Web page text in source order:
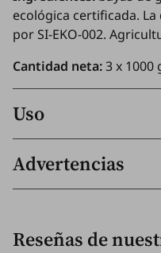
ecológica certificada.
por SI-EKO-002.
Cantidad neta:3 x 1000
Uso
Advertencias
Reseñas de